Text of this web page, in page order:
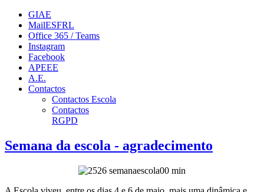
GIAE
MailESFRL
Office 365 / Teams
Instagram
Facebook
APEEE
A.E.
Contactos
Contactos Escola
Contactos
RGPD
Semana da escola - agradecimento